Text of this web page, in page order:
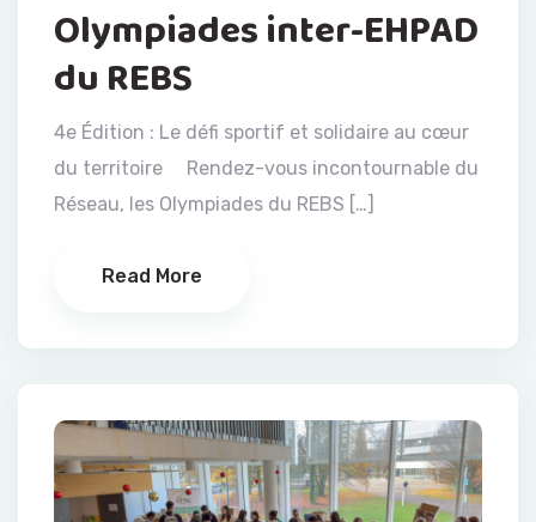
Olympiades inter-EHPAD
du REBS
4e Édition : Le défi sportif et solidaire au cœur
du territoire Rendez-vous incontournable du
Réseau, les Olympiades du REBS […]
Read More